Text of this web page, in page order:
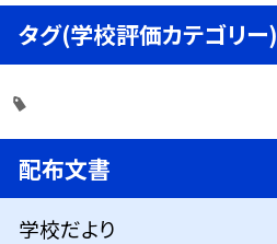
タグ(学校評価カテゴリー)
配布文書
学校だより